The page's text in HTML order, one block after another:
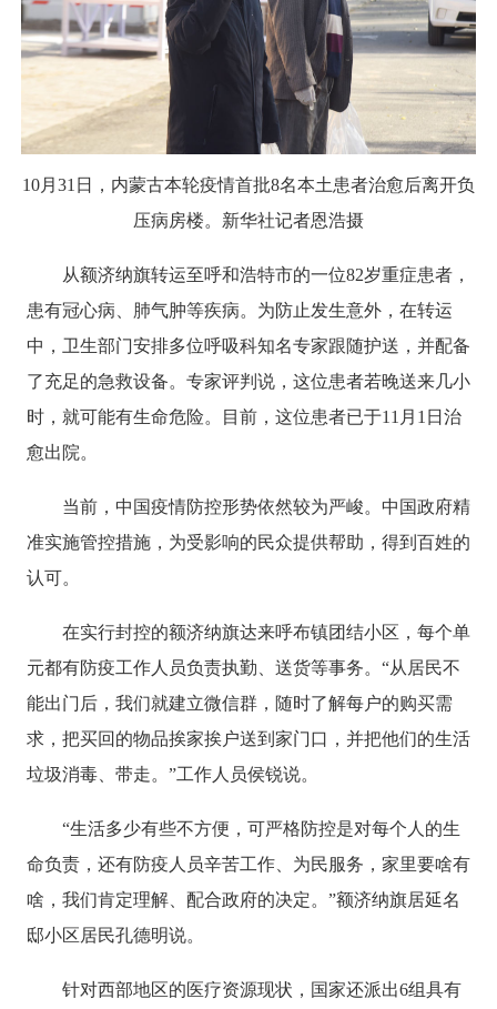
10月31日，内蒙古本轮疫情首批8名本土患者治愈后离开负
压病房楼。新华社记者恩浩摄
从额济纳旗转运至呼和浩特市的一位82岁重症患者，
患有冠心病、肺气肿等疾病。为防止发生意外，在转运
中，卫生部门安排多位呼吸科知名专家跟随护送，并配备
了充足的急救设备。专家评判说，这位患者若晚送来几小
时，就可能有生命危险。目前，这位患者已于11月1日治
愈出院。
当前，中国疫情防控形势依然较为严峻。中国政府精
准实施管控措施，为受影响的民众提供帮助，得到百姓的
认可。
在实行封控的额济纳旗达来呼布镇团结小区，每个单
元都有防疫工作人员负责执勤、送货等事务。“从居民不
能出门后，我们就建立微信群，随时了解每户的购买需
求，把买回的物品挨家挨户送到家门口，并把他们的生活
垃圾消毒、带走。”工作人员侯锐说。
“生活多少有些不方便，可严格防控是对每个人的生
命负责，还有防疫人员辛苦工作、为民服务，家里要啥有
啥，我们肯定理解、配合政府的决定。”额济纳旗居延名
邸小区居民孔德明说。
针对西部地区的医疗资源现状，国家还派出6组具有